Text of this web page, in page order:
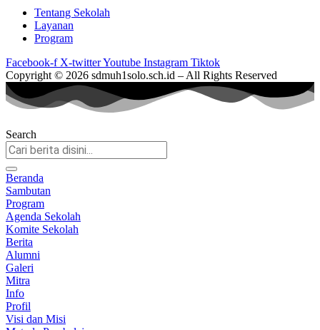
Tentang Sekolah
Layanan
Program
Facebook-f X-twitterYoutube Instagram Tiktok
Copyright © 2026 sdmuh1solo.sch.id – All Rights Reserved
Search
Beranda
Sambutan
Program
Agenda Sekolah
Komite Sekolah
Berita
Alumni
Galeri
Mitra
Info
Profil
Visi dan Misi